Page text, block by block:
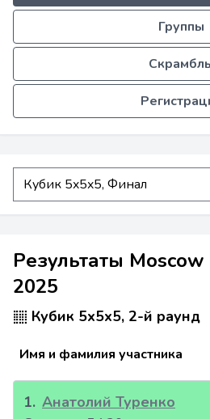
Группы
Результаты
2025
Кубик 5x5x5, 2-й раунд
Имя и фамилия участника
1. Анатолий Туренко